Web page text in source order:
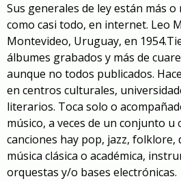
Sus generales de ley están más o
como casi todo, en internet. Leo
Montevideo, Uruguay, en 1954.T
álbumes grabados y más de
aunque no todos publicados.
en centros culturales,
literarios. Toca solo o
músico, a veces de un conjunto u
canciones hay pop, jazz, folklore,
música clásica o académica,
orquestas y/o bases electrónicas.